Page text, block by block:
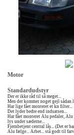
Motor
Standardudstyr
Der er ikke råd til så meget...
Men der kommer noget gejl sådan
Har lige fået monteret et kn filter...
Det lyder bedre end indsatsen...
Har fået monteret Alu pedaler,
lys under sæderne...
Fjernbetjent central lås... (Det er
Alu fælge... Arbet... stå godt til